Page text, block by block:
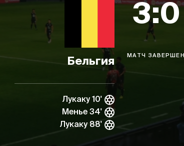
Бельгия
Лукаку 10'
Менье 34'
Лукаку 88'
3:0
МАТЧ ЗАВЕРШЕН